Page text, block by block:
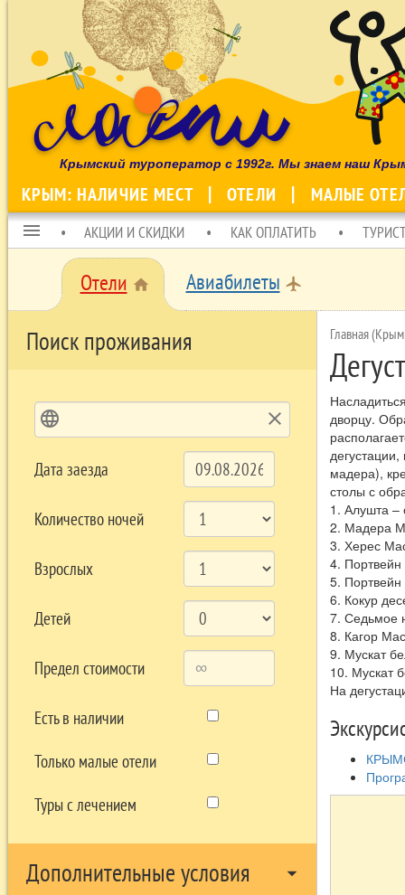
Крымский туроператор с 1992г. Мы знаем наш
КРЫМ: НАЛИЧИЕ МЕСТ ОТЕЛИ МАЛЫЕ
menu АКЦИИ И СКИДКИ КАК ОПЛАТИТЬ
Отели home Авиабилеты local_airport
Поиск проживания
language clear
Дата заезда
Количество ночей
Взрослых
Детей
Предел стоимости
Есть в наличии
Только малые отели
Туры с лечением
Дополнительные условия arrow_drop_down
Главная
дворцу.
мадера),
столы с
1. Алушта –
2. Мадера
3. Херес
4.
5.
6. Кокур
7. Седьмое
8. Кагор
9. Мускат
10. Мускат
На